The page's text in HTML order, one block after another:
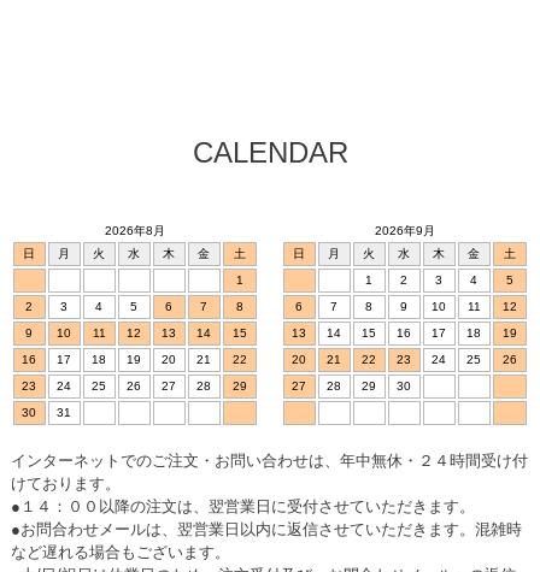
CALENDAR
2026年8月
日
月 火 水 木 金
土
1
2
3 4 5 6 7
8
9
10 11 12 13 14
15
16
17 18 19 20 21
22
23
24 25 26 27 28
29
30
31
2026年9月
日
月 火 水 木 金
土
1
2 3 4
5
6
7 8 9 10 11
12
13
14 15 16 17 18
19
20
21 22 23 24 25
26
27
28 29 30
インターネットでのご注文・お問い合わせは、年中無休・２４時間受け付
けております。
●１４：００以降の注文は、翌営業日に受付させていただきます。
●お問合わせメールは、翌営業日以内に返信させていただきます。混雑時
など遅れる場合もございます。